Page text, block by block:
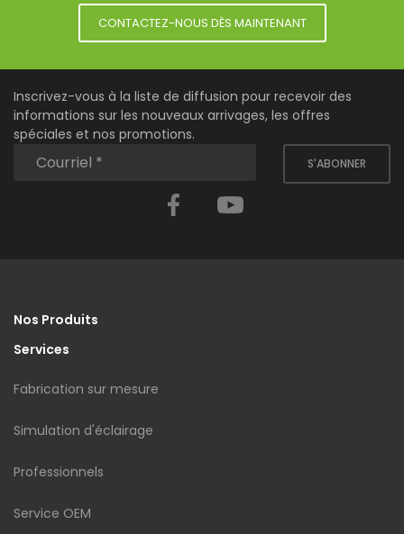
CONTACTEZ-NOUS DÈS MAINTENANT
Inscrivez-vous à la liste de diffusion pour recevoir des
informations sur les nouveaux arrivages, les offres
spéciales et nos promotions.
S'ABONNER
Facebook
Nos Produits
Services
Fabrication sur mesure
Simulation d'éclairage
Professionnels
Service OEM